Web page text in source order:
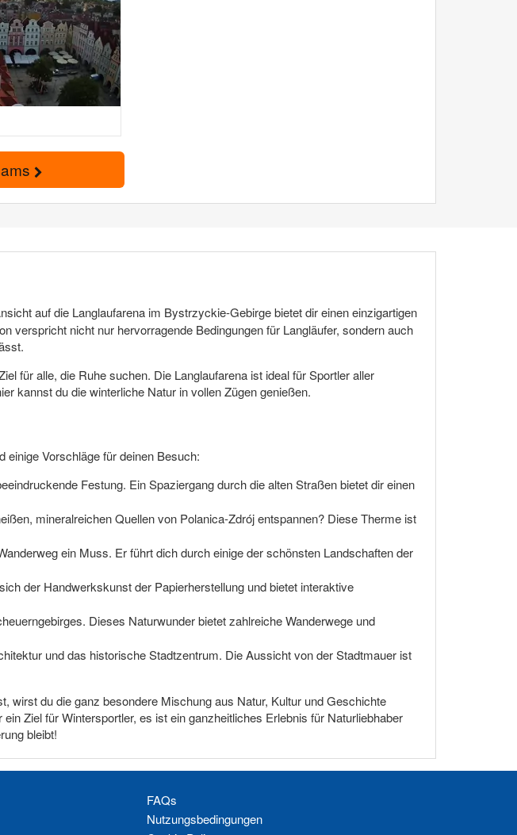
auf die Langlaufarena im Bystrzyckie-Gebirge bietet dir einen einzigartigen
verspricht nicht nur hervorragende Bedingungen für Langläufer, sondern auch
für alle, die Ruhe suchen. Die Langlaufarena ist ideal für Sportler aller
kannst du die winterliche Natur in vollen Zügen genießen.
Vorschläge für deinen Besuch:
Festung. Ein Spaziergang durch die alten Straßen bietet dir einen
mineralreichen Quellen von Polanica-Zdrój entspannen? Diese Therme ist
ein Muss. Er führt dich durch einige der schönsten Landschaften der
der Handwerkskunst der Papierherstellung und bietet interaktive
Dieses Naturwunder bietet zahlreiche Wanderwege und
und das historische Stadtzentrum. Die Aussicht von der Stadtmauer ist
wirst du die ganz besondere Mischung aus Natur, Kultur und Geschichte
Ziel für Wintersportler, es ist ein ganzheitliches Erlebnis für Naturliebhaber
bleibt!
FAQs
Nutzungsbedingungen